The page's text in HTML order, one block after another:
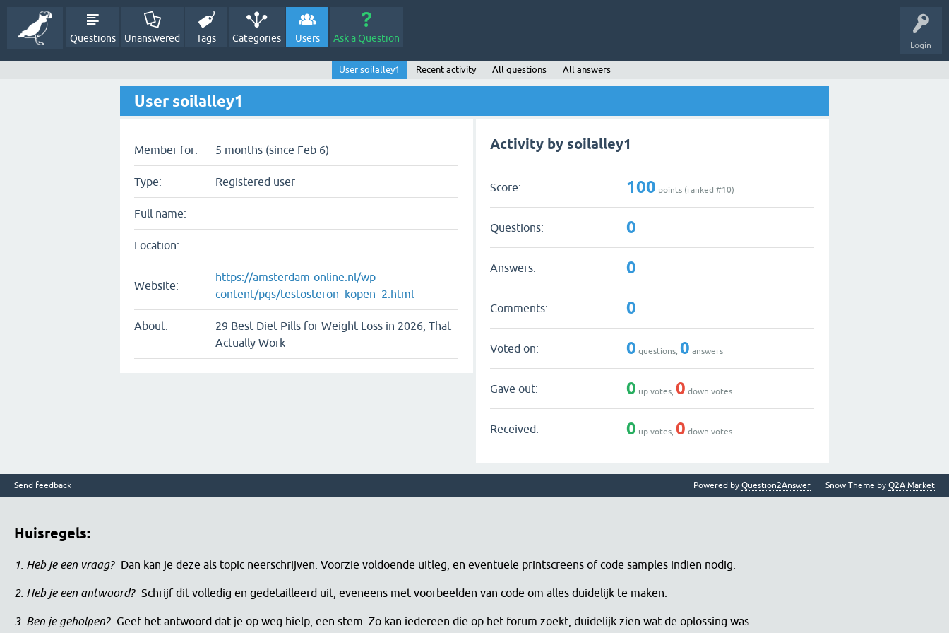
Login
Questions Unanswered Tags Categories Users Ask a Question
User soilalley1 Recent activity All questions All answers
User soilalley1
Member for: 5 months (since Feb 6)
Type: Registered user
Full name:
Location:
Website:
https://amsterdam-online.nl/wp-
content/pgs/testosteron_kopen_2.html
About:
29 Best Diet Pills for Weight Loss in 2026, That
Actually Work
Activity by soilalley1
Score: 100 points (ranked #10)
Questions: 0
Answers: 0
Comments: 0
Voted on: 0 questions,0 answers
Gave out: 0 up votes,0 down votes
Received: 0 up votes,0 down votes
Send feedback Snow Theme by Q2A Market
Powered by Question2Answer
Huisregels:
1. Heb je een vraag? Dan kan je deze als topic neerschrijven. Voorzie voldoende uitleg, en eventuele printscreens of code samples indien nodig.
2. Heb je een antwoord? Schrijf dit volledig en gedetailleerd uit, eveneens met voorbeelden van code om alles duidelijk te maken.
3. Ben je geholpen? Geef het antwoord dat je op weg hielp, een stem. Zo kan iedereen die op het forum zoekt, duidelijk zien wat de oplossing was.